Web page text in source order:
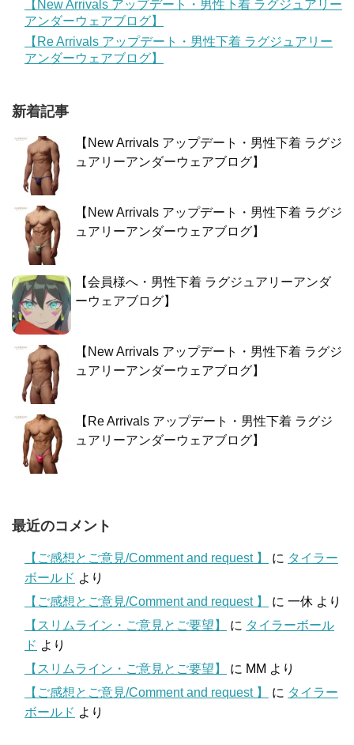
【New Arrivals アップデート・男性下着 ラグジュアリー
アンダーウェアブログ】
【Re Arrivals アップデート・男性下着 ラグジュアリー
アンダーウェアブログ】
新着記事
【New Arrivals アップデート・男性下着 ラグジ
ュアリーアンダーウェアブログ】
【New Arrivals アップデート・男性下着 ラグジ
ュアリーアンダーウェアブログ】
【会員様へ・男性下着 ラグジュアリーアンダ
ーウェアブログ】
【New Arrivals アップデート・男性下着 ラグジ
ュアリーアンダーウェアブログ】
【Re Arrivals アップデート・男性下着 ラグジ
ュアリーアンダーウェアブログ】
最近のコメント
【ご感想とご意見/Comment and request 】 に タイラー
ボールド より
【ご感想とご意見/Comment and request 】
に 一休 より
【スリムライン・ご意見とご要望】
に タイラーボール
ド より
【スリムライン・ご意見とご要望】
に MM より
【ご感想とご意見/Comment and request 】
に タイラー
ボールド より